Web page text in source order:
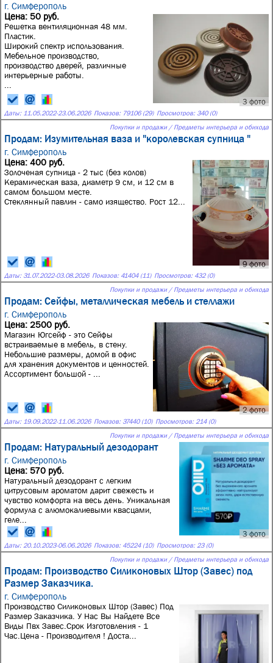
г. Симферополь
3 фото
Цена: 50 руб.
Решетка вентиляционная 48 мм.
Пластик.
Широкий спектр использования.
Мебельное производство,
производство дверей, различные
интерьерные работы.
Даты: 11.05.2022-23.06.2026 Показов: 79106 (29) Просмотров: 340 (0)
Покупки и продажи / Предметы интерьера и обихода
Продам: Изумительная ваза и "королевская супница "
г. Симферополь
9 фото
Цена: 400 руб.
Золоченая супница - 2 тыс (без колов)
Керамическая ваза, диаметр 9 см, и 12 см в
самом большом месте.
Стеклянный павлин - само изящество. Рост 12...
Даты: 31.07.2022-03.08.2026 Показов: 41404 (11) Просмотров: 432 (0)
Покупки и продажи / Предметы интерьера и обихода
Продам: Сейфы, металлическая мебель и стеллажи
г. Симферополь
2 фото
Цена: 2500 руб.
Магазин Югсейф - это Сейфы
встраиваемые в мебель, в стену.
Небольшие размеры, домой в офис
для хранения документов и ценностей.
Ассортимент большой - ...
Даты: 19.09.2022-11.06.2026 Показов: 37440 (10) Просмотров: 214 (0)
Покупки и продажи / Предметы интерьера и обихода
Продам: Натуральный дезодорант
г. Симферополь
3 фото
Цена: 570 руб.
Натуральный дезодорант с легким
цитрусовым ароматом дарит свежесть и
чувство комфорта на весь день. Уникальная
формула с алюмокалиевыми квасцами,
геле...
Даты: 20.10.2023-06.06.2026 Показов: 45224 (10) Просмотров: 23 (0)
Покупки и продажи / Предметы интерьера и обихода
Продам: Производство Силиконовых Штор (Завес) под
Размер Заказчика.
г. Симферополь
Производство Силиконовых Штор (Завес) Под
Размер Заказчика. У Нас Вы Найдете Все
Виды Пвх Завес.Срок Изготовления - 1
Час.Цена - Производителя ! Доста...